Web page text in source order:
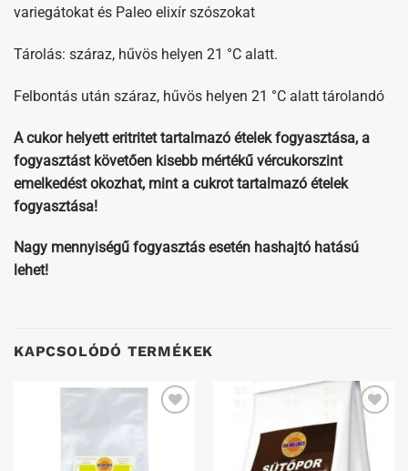
variegátokat és Paleo elixír szószokat
Tárolás: száraz, hűvös helyen 21 °C alatt.
Felbontás után száraz, hűvös helyen 21 °C alatt tárolandó
A cukor helyett eritritet tartalmazó ételek fogyasztása, a
fogyasztást követően kisebb mértékű vércukorszint
emelkedést okozhat, mint a cukrot tartalmazó ételek
fogyasztása!
Nagy mennyiségű fogyasztás esetén hashajtó hatású
lehet!
KAPCSOLÓDÓ TERMÉKEK
Kedvenceimhez Kedvenceimhez